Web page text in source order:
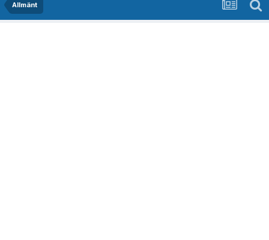
Allmänt